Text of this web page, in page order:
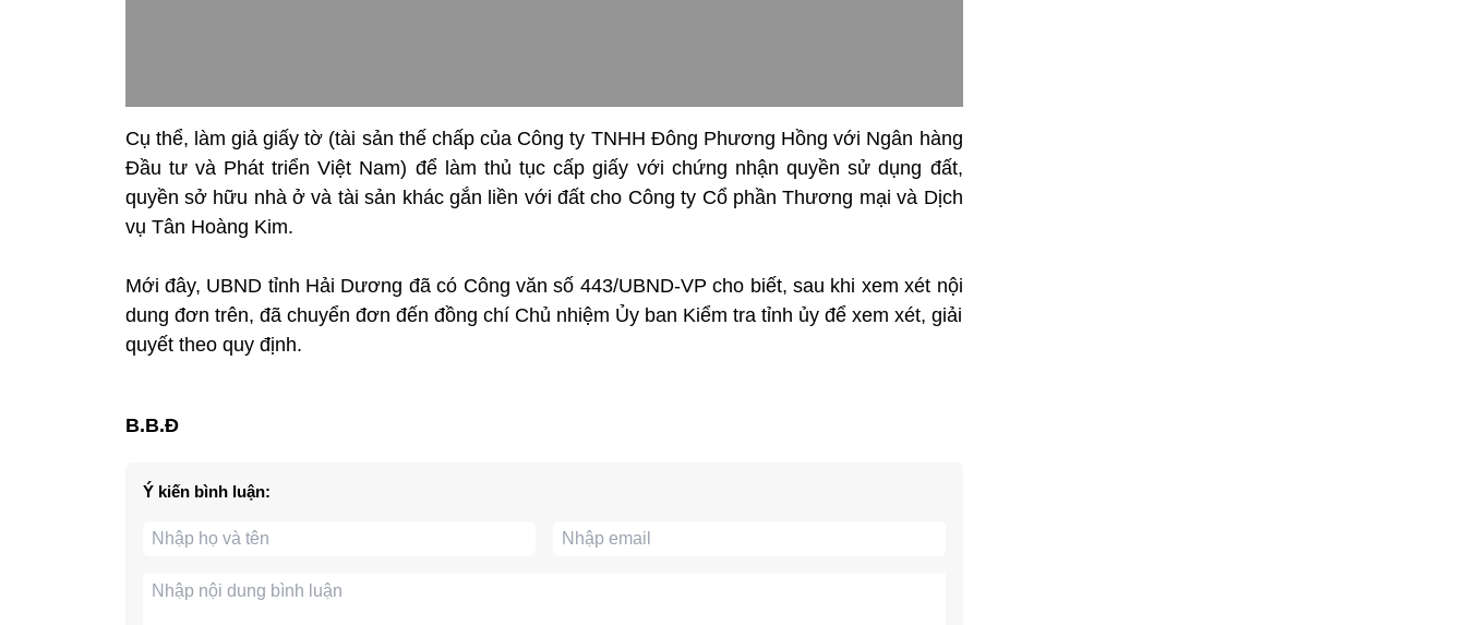
Cụ thể, làm giả giấy tờ (tài sản thế chấp của Công ty TNHH Đông Phương Hồng với Ngân hàng
Đầu tư và Phát triển Việt Nam) để làm thủ tục cấp giấy với chứng nhận quyền sử dụng đất,
quyền sở hữu nhà ở và tài sản khác gắn liền với đất cho Công ty Cổ phần Thương mại và Dịch
vụ Tân Hoàng Kim.
Mới đây, UBND tỉnh Hải Dương đã có Công văn số 443/UBND-VP cho biết, sau khi xem xét nội
dung đơn trên, đã chuyển đơn đến đồng chí Chủ nhiệm Ủy ban Kiểm tra tỉnh ủy để xem xét, giải
quyết theo quy định.
B.B.Đ
Ý kiến bình luận: